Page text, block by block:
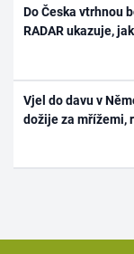
Do Česka vtrhnou
RADAR ukazuje,
Vjel do davu v
dožije za mřížemi,